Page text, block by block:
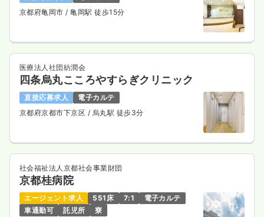
京都府亀岡市/ 亀岡駅 徒歩15分
医療法人社団紡潤会
四条烏丸こころやすらぎクリニック
直接応募求人
電子カルテ
京都府京都市下京区 / 烏丸駅 徒歩3分
社会福祉法人京都社会事業財団
京都桂病院
エージェント求人 551床 7:1
電子カルテ
車通勤可
託児所 寮